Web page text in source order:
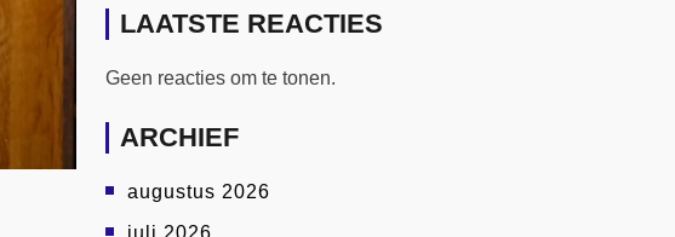
LAATSTE REACTIES
Geen reacties om te tonen.
ARCHIEF
augustus 2026
juli 2026